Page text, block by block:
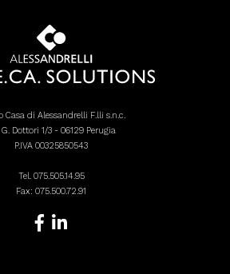
Casa di Alessandrelli F.lli s.n.c.
Dottori 1/3 - 06129 Perugia
P.IVA 00325850543
Tel. 075.505.14.95
Fax: 075.500.72.91